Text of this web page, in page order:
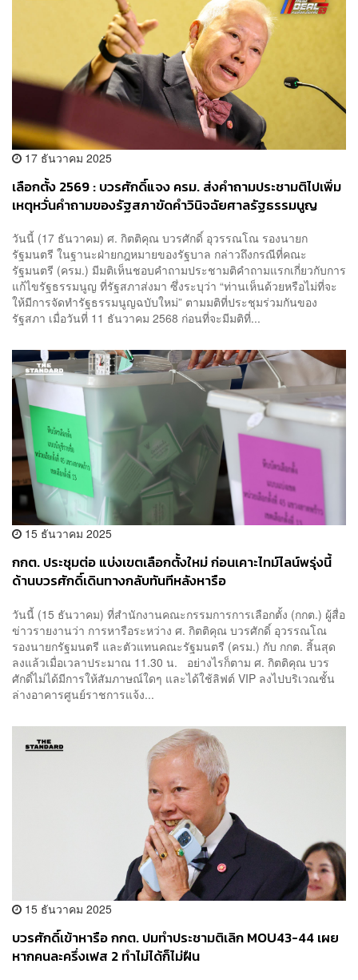
17 ธันวาคม 2025
เลือกตั้ง 2569 : บวรศักดิ์แจง ครม. ส่งคำถามประชามติไปเพิ่ม
เหตุหวั่นคำถามของรัฐสภาขัดคำวินิจฉัยศาลรัฐธรรมนูญ
วันนี้ (17 ธันวาคม) ศ. กิตติคุณ บวรศักดิ์ อุวรรณโณ รองนายก
รัฐมนตรี ในฐานะฝ่ายกฎหมายของรัฐบาล กล่าวถึงกรณีที่คณะ
รัฐมนตรี (ครม.) มีมติเห็นชอบคำถามประชามติคำถามแรกเกี่ยวกับการ
แก้ไขรัฐธรรมนูญ ที่รัฐสภาส่งมา ซึ่งระบุว่า “ท่านเห็นด้วยหรือไม่ที่จะ
ให้มีการจัดทำรัฐธรรมนูญฉบับใหม่” ตามมติที่ประชุมร่วมกันของ
รัฐสภา เมื่อวันที่ 11 ธันวาคม 2568 ก่อนที่จะมีมติที่...
15 ธันวาคม 2025
กกต. ประชุมต่อ แบ่งเขตเลือกตั้งใหม่ ก่อนเคาะไทม์ไลน์พรุ่งนี้
ด้านบวรศักดิ์เดินทางกลับทันทีหลังหารือ
วันนี้ (15 ธันวาคม) ที่สำนักงานคณะกรรมการการเลือกตั้ง (กกต.) ผู้สื่อ
ข่าวรายงานว่า การหารือระหว่าง ศ. กิตติคุณ บวรศักดิ์ อุวรรณโณ
รองนายกรัฐมนตรี และตัวแทนคณะรัฐมนตรี (ครม.) กับ กกต. สิ้นสุด
ลงแล้วเมื่อเวลาประมาณ 11.30 น. อย่างไรก็ตาม ศ. กิตติคุณ บวร
ศักดิ์ไม่ได้มีการให้สัมภาษณ์ใดๆ และได้ใช้ลิฟต์ VIP ลงไปบริเวณชั้น
ล่างอาคารศูนย์ราชการแจ้ง...
15 ธันวาคม 2025
บวรศักดิ์เข้าหารือ กกต. ปมทำประชามติเลิก MOU43-44 เผย
หากคนละครึ่งเฟส 2 ทำไม่ได้ก็ไม่ฝืน